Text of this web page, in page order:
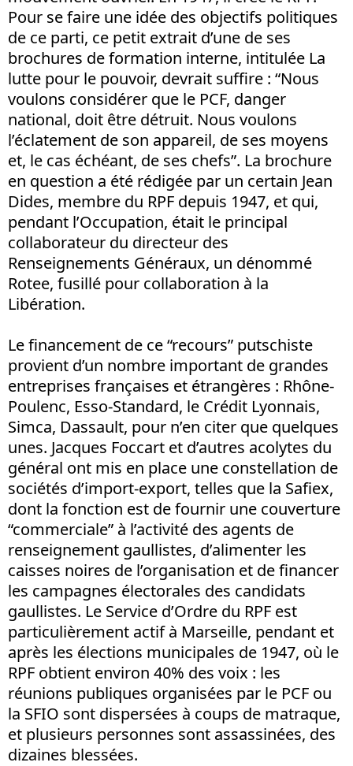
Pour se faire une idée des objectifs politiques
de ce parti, ce petit extrait d’une de ses
brochures de formation interne, intitulée La
lutte pour le pouvoir, devrait suffire : “Nous
voulons considérer que le PCF, danger
national, doit être détruit. Nous voulons
l’éclatement de son appareil, de ses moyens
et, le cas échéant, de ses chefs”. La brochure
en question a été rédigée par un certain Jean
Dides, membre du RPF depuis 1947, et qui,
pendant l’Occupation, était le principal
collaborateur du directeur des
Renseignements Généraux, un dénommé
Rotee, fusillé pour collaboration à la
Libération.
Le financement de ce “recours” putschiste
provient d’un nombre important de grandes
entreprises françaises et étrangères : Rhône-
Poulenc, Esso-Standard, le Crédit Lyonnais,
Simca, Dassault, pour n’en citer que quelques
unes. Jacques Foccart et d’autres acolytes du
général ont mis en place une constellation de
sociétés d’import-export, telles que la Safiex,
dont la fonction est de fournir une couverture
“commerciale” à l’activité des agents de
renseignement gaullistes, d’alimenter les
caisses noires de l’organisation et de financer
les campagnes électorales des candidats
gaullistes. Le Service d’Ordre du RPF est
particulièrement actif à Marseille, pendant et
après les élections municipales de 1947, où le
RPF obtient environ 40% des voix : les
réunions publiques organisées par le PCF ou
la SFIO sont dispersées à coups de matraque,
et plusieurs personnes sont assassinées, des
dizaines blessées.